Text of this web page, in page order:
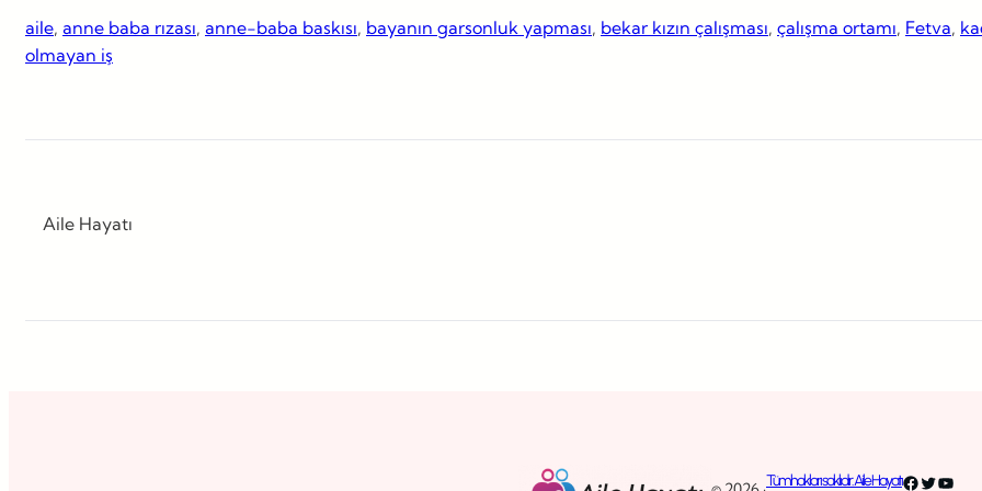
aile, anne baba rızası, anne-baba baskısı, bayanın garsonluk yapması, bekar kızın çalışması, çalışma ortamı, Fetva,
olmayan iş
Aile Hayatı
Tüm hakları saklıdır. Aile HayatıFacebook
Twitter